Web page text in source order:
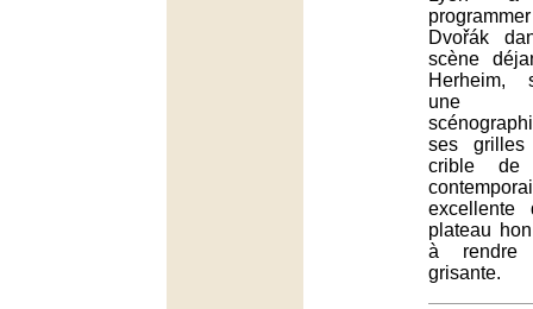
Dvořák
scène
Herheim,
une
ses
crible de
excellente
plateau
à rendre
grisante.